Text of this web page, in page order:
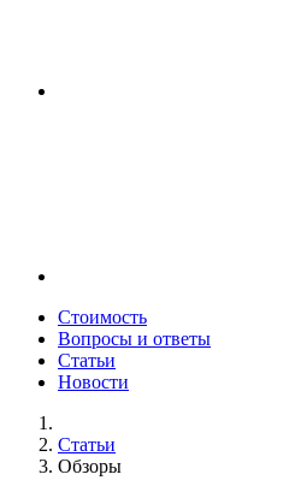
Стоимость
Вопросы и ответы
Статьи
Новости
Статьи
Обзоры